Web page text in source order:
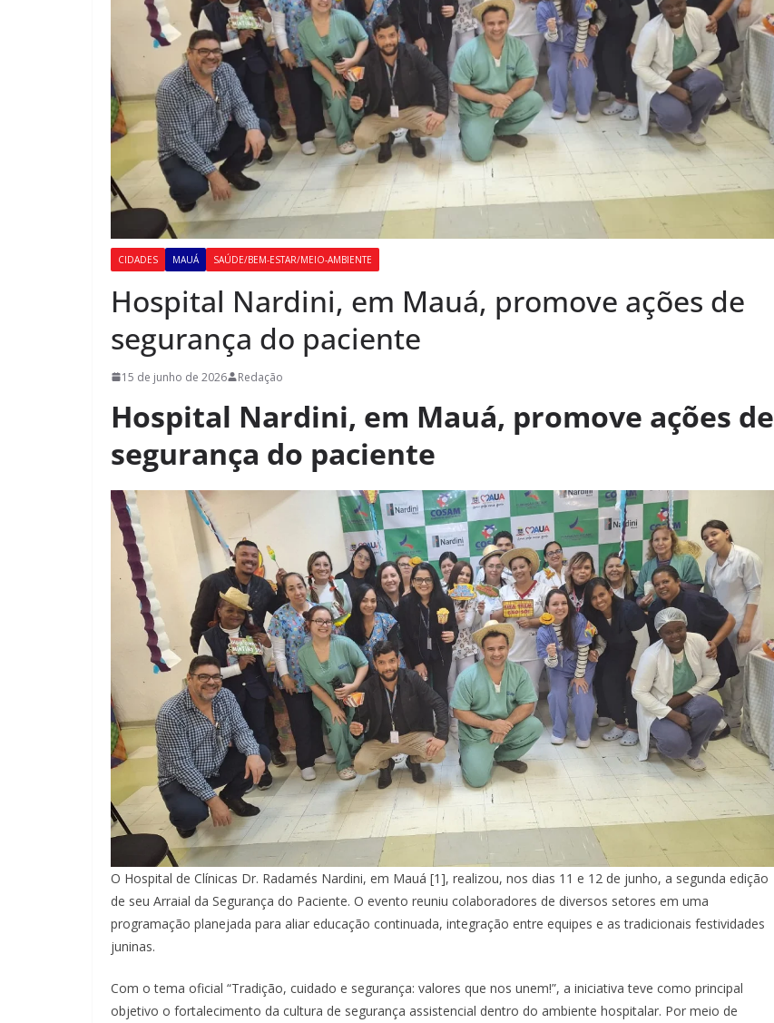
CIDADES MAUÁ SAÚDE/BEM-ESTAR/MEIO-AMBIENTE
Hospital Nardini, em Mauá, promove ações de
segurança do paciente
15 de junho de 2026 Redação
Hospital Nardini, em Mauá, promove ações de
segurança do paciente
O Hospital de Clínicas Dr. Radamés Nardini, em Mauá [1], realizou, nos dias 11 e 12 de junho, a segunda edição
de seu Arraial da Segurança do Paciente. O evento reuniu colaboradores de diversos setores em uma
programação planejada para aliar educação continuada, integração entre equipes e as tradicionais festividades
juninas.
Com o tema oficial “Tradição, cuidado e segurança: valores que nos unem!”, a iniciativa teve como principal
objetivo o fortalecimento da cultura de segurança assistencial dentro do ambiente hospitalar. Por meio de